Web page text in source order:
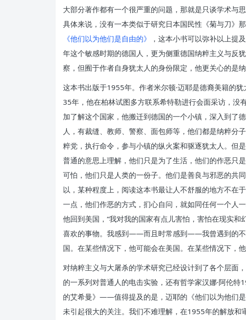
大部分著作都有一个很严重的问题，那就是只谈学术
具体来说，没有一本类似于研究日本国民性《菊与刀》
《他们以为他们是自由的》
，这本小书可以弥补以上
年这个敏感时期的德国人，更为侧重德国纳粹主义与反
察，但囿于作者自身犹太人的身份限定，他更关心的是
这本书出版于1955年。作者米尔顿·迈耶是德裔美籍的
35年，他在柏林试图多方联系希特勒进行会面采访，没
加了解这个国家，他搬迁到德国的一个小镇，深入到了
人，有裁缝、教师、警察、面包师等，他们都是纳粹
粹党，执行命令，参与小镇的纵火案和驱逐犹太人。但
普通的意思上理解，他们只是为了生活，他们的作恶只
可怕，他们只是人类的一份子。他们是善良与邪恶的共
以，某种程度上，阅读这本书最让人不舒服的地方不在
一点，他们作恶的方式，扪心自问，就如同任何一个人
他回到美国，“我对我的国家有点儿害怕，害怕在现实
喜欢的事物。我感到——而且时常感到——我曾遇到的不
国。在某些情况下，他可能会在美国。在某些情况下，他
对纳粹主义与大屠杀的学术研究已经设计到了各个层面
的一系列对普通人的电击实验，还有哲学家汉娜·阿伦
的艾希曼》——值得提及的是，迈耶的《他们以为他们
未引起很大的关注。我们不难理解，在1955年的解放